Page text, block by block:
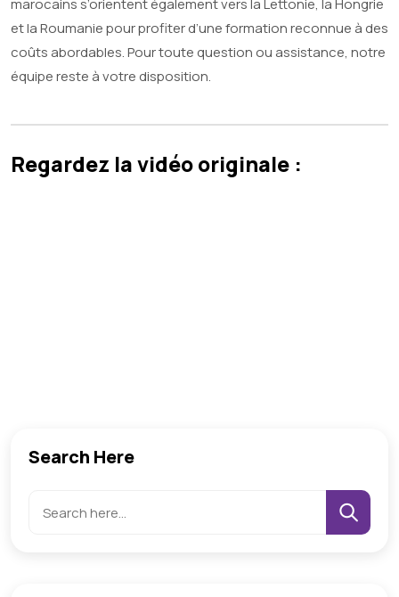
et la Roumanie pour profiter d’une formation reconnue à des
coûts abordables. Pour toute question ou assistance, notre
équipe reste à votre disposition.
Regardez la vidéo originale :
Search Here